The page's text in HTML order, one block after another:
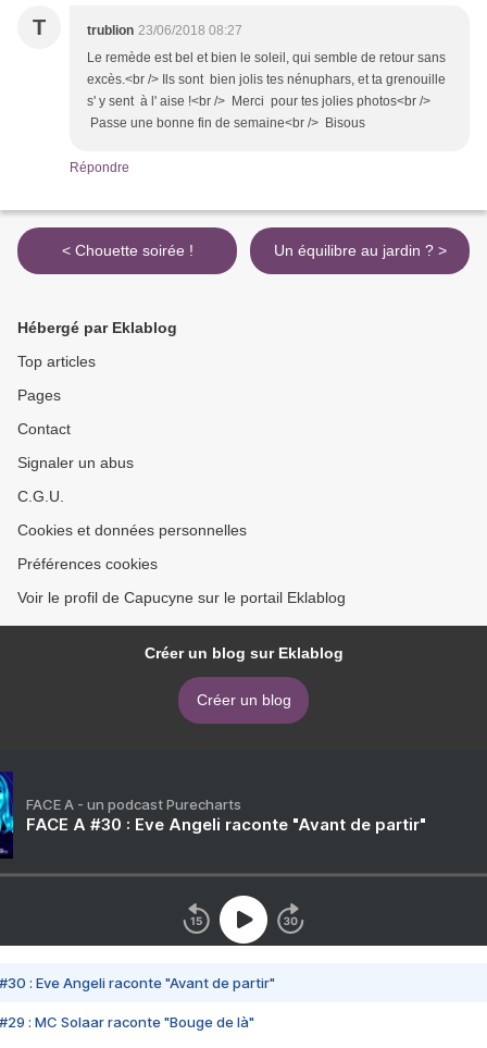
T trublion 23/06/2018 08:27
Le remède est bel et bien le soleil, qui semble de retour sans
excès.<br /> Ils sont bien jolis tes nénuphars, et ta grenouille
s' y sent à l' aise !<br /> Merci pour tes jolies photos<br />
Passe une bonne fin de semaine<br /> Bisous
Répondre
< Chouette soirée ! Un équilibre au jardin ? >
Hébergé par Eklablog
Top articles
Pages
Contact
Signaler un abus
C.G.U.
Cookies et données personnelles
Préférences cookies
Voir le profil de Capucyne sur le portail Eklablog
Créer un blog sur Eklablog
Créer un blog
FACE A - un podcast Purecharts
FACE A #30 : Eve Angeli raconte "Avant de partir"
#30 : Eve Angeli raconte "Avant de partir"
#29 : MC Solaar raconte "Bouge de là"